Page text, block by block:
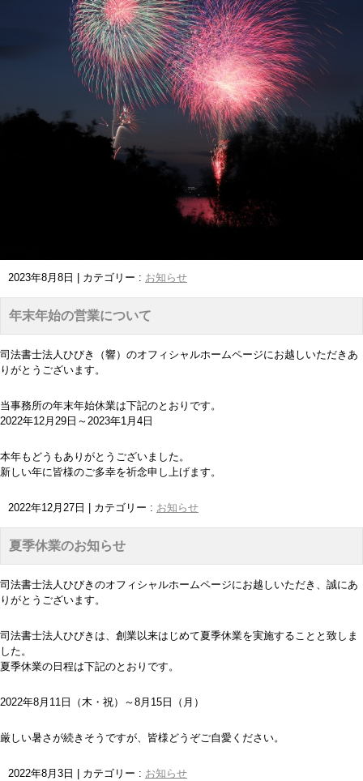
2023年8月8日 カテゴリー : お知らせ
年末年始の営業について
司法書士法人ひびき（響）のオフィシャルホームページにお越しいただきあ
りがとうございます。
当事務所の年末年始休業は下記のとおりです。
2022年12月29日～2023年1月4日
本年もどうもありがとうございました。
新しい年に皆様のご多幸を祈念申し上げます。
2022年12月27日 カテゴリー : お知らせ
夏季休業のお知らせ
司法書士法人ひびきのオフィシャルホームページにお越しいただき、誠にあ
りがとうございます。
司法書士法人ひびきは、創業以来はじめて夏季休業を実施することと致しま
した。
夏季休業の日程は下記のとおりです。
2022年8月11日（木・祝）～8月15日（月）
厳しい暑さが続きそうですが、皆様どうぞご自愛ください。
2022年8月3日 カテゴリー : お知らせ